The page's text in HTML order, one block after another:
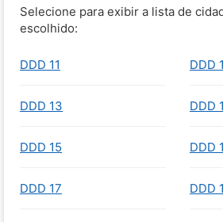
Selecione para exibir a lista de
escolhido:
DDD 11 DDD
DDD 13 DDD
DDD 15 DDD
DDD 17 DDD